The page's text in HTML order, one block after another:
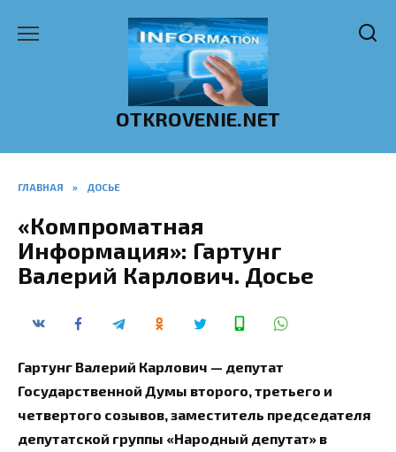
OTKROVENIE.NET
ГЛАВНАЯ » ДОСЬЕ
«Компроматная
Информация»: Гартунг
Валерий Карлович. Досье
Гартунг Валерий Карлович — депутат
Государственной Думы второго, третьего и
четвертого созывов, заместитель председателя
депутатской группы «Народный депутат» в